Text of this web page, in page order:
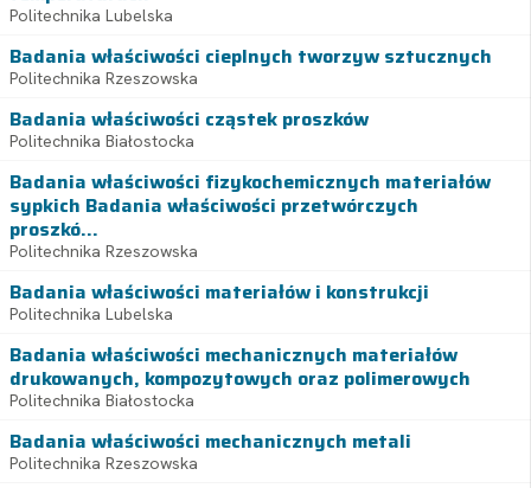
Politechnika Lubelska
Badania właściwości cieplnych tworzyw sztucznych
Politechnika Rzeszowska
Badania właściwości cząstek proszków
Politechnika Białostocka
Badania właściwości fizykochemicznych materiałów
sypkich Badania właściwości przetwórczych
proszkó...
Politechnika Rzeszowska
Badania właściwości materiałów i konstrukcji
Politechnika Lubelska
Badania właściwości mechanicznych materiałów
drukowanych, kompozytowych oraz polimerowych
Politechnika Białostocka
Badania właściwości mechanicznych metali
Politechnika Rzeszowska